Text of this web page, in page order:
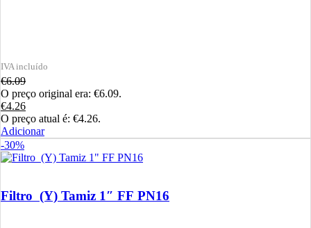
€6.09
O preço original era: €6.09.
€4.26
O preço atual é: €4.26.
Adicionar
-30%
Filtro (Y) Tamiz 1″ FF PN16